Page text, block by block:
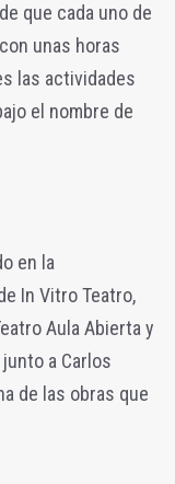
que cada uno de
unas horas
las actividades
el nombre de
en la
In Vitro Teatro,
Aula Abierta y
a Carlos
de las obras que